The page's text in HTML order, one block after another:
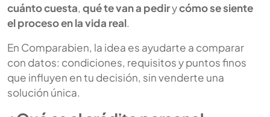
cuánto cuesta, qué te van a pedirycómo se siente
el proceso en la vida real.
En Comparabien, la idea es ayudarte a comparar
con datos: condiciones, requisitos y puntos finos
que influyen en tu decisión, sin venderte una
solución única.